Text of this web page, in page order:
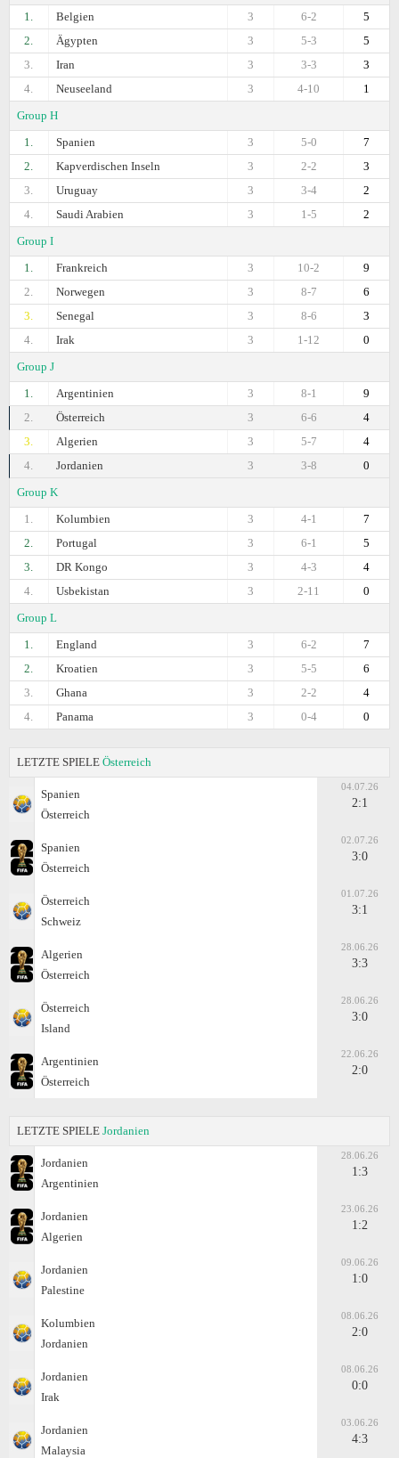
1.
Belgien 5
6-2
3
2.
Ägypten 5
5-3
3
3.
Iran 3
3-3
3
4.
Neuseeland 1
4-10
3
Group H
1.
Spanien 7
5-0
3
2.
Kapverdischen Inseln 3
2-2
3
3.
Uruguay 2
3-4
3
4.
Saudi Arabien 2
1-5
3
Group I
1.
Frankreich 9
10-2
3
2.
Norwegen 6
8-7
3
3.
Senegal 3
8-6
3
4.
Irak 0
1-12
3
Group J
1.
Argentinien 9
8-1
3
2.
Österreich 4
6-6
3
3.
Algerien 4
5-7
3
4.
Jordanien 0
3-8
3
Group K
1.
Kolumbien 7
4-1
3
2.
Portugal 5
6-1
3
3.
DR Kongo 4
4-3
3
4.
Usbekistan 0
2-11
3
Group L
1.
England 7
6-2
3
2.
Kroatien 6
5-5
3
3.
Ghana 4
2-2
3
4.
Panama 0
0-4
3
LETZTE SPIELE Österreich
Spanien
Österreich
04.07.26
2:1
Spanien
Österreich
02.07.26
3:0
Österreich
Schweiz
01.07.26
3:1
Algerien
Österreich
28.06.26
3:3
Österreich
Island
28.06.26
3:0
Argentinien
Österreich
22.06.26
2:0
LETZTE SPIELE Jordanien
Jordanien
Argentinien
28.06.26
1:3
Jordanien
Algerien
23.06.26
1:2
Jordanien
Palestine
09.06.26
1:0
Kolumbien
Jordanien
08.06.26
2:0
Jordanien
Irak
08.06.26
0:0
Jordanien
Malaysia
03.06.26
4:3